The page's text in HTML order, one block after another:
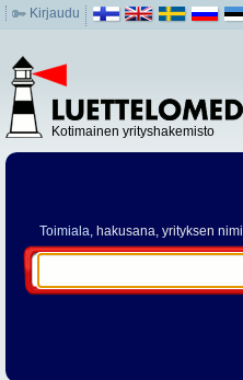
Kirjaudu
Kotimainen yrityshakemisto
Toimiala, hakusana, yrityksen nimi